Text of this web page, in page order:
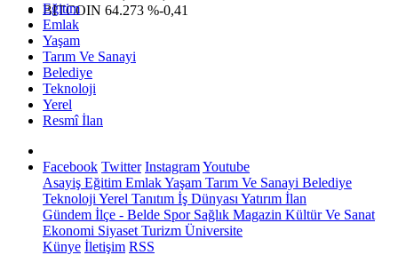
BITCOIN 64.273 %-0,41
Eğitim
Emlak
Yaşam
Tarım Ve Sanayi
Belediye
Teknoloji
Yerel
Resmî İlan
Facebook Twitter InstagramYoutube
Asayiş Eğitim EmlakYaşam Tarım Ve Sanayi Belediye
Teknoloji Yerel Tanıtım İş Dünyası Yatırım İlan
Gündem İlçe - Belde SporSağlık Magazin Kültür Ve Sanat
Ekonomi Siyaset Turizm Üniversite
Künye İletişim RSS